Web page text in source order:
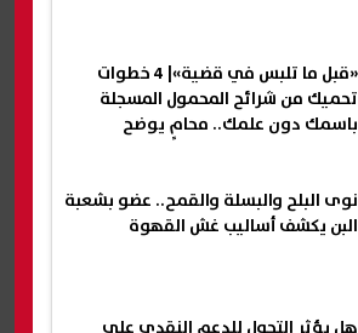
«قبل ما تلبس في قضية»| 4 خطوات
تحميك من شرائح المحمول المسجلة
باسمك دون علمك.. محامٍ يوضح
نوى البلح والبسلة والقمح.. عضو بشعبة
البن يكشف أساليب غش القهوة